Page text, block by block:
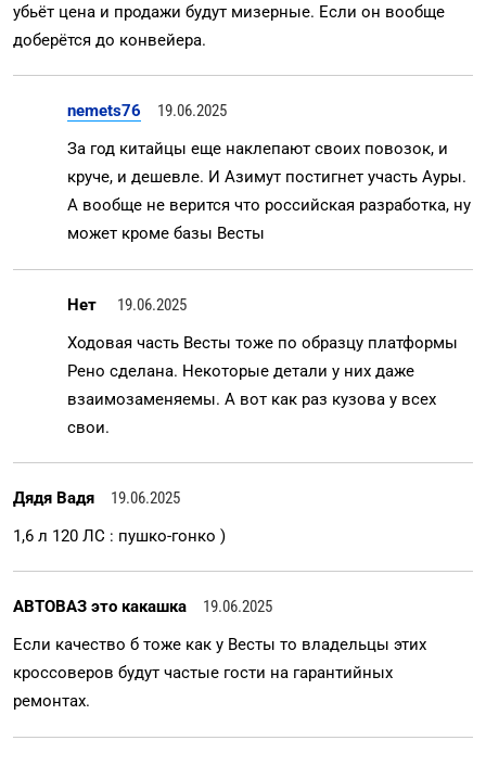
убьёт цена и продажи будут мизерные. Если он вообще
доберётся до конвейера.
nemets76
19.06.2025
За год китайцы еще наклепают своих повозок, и
круче, и дешевле. И Азимут постигнет участь Ауры.
А вообще не верится что российская разработка, ну
может кроме базы Весты
Нет
19.06.2025
Ходовая часть Весты тоже по образцу платформы
Рено сделана. Некоторые детали у них даже
взаимозаменяемы. А вот как раз кузова у всех
свои.
Дядя Вадя
19.06.2025
1,6 л 120 ЛС : пушко-гонко )
АВТОВАЗ это какашка
19.06.2025
Если качество б тоже как у Весты то владельцы этих
кроссоверов будут частые гости на гарантийных
ремонтах.